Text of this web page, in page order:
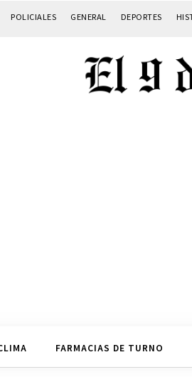
POLICIALES GENERAL DEPORTES
FARMACIAS DE TURNO